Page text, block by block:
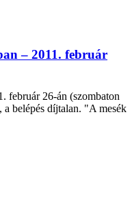
– 2011. február
február 26-án (szombaton
belépés díjtalan. "A mesék